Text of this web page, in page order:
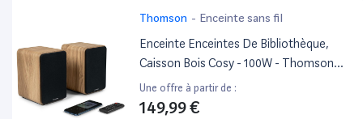
Thomson - Enceinte sans fil
Enceinte Enceintes De Bibliothèque,
Caisson Bois Cosy - 100W - Thomson
Ws602Duo - Bluetooth 5.0, Entrée
Optique Câble Inclus - Brun
Une offre à partir de :
149,99 €